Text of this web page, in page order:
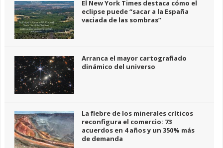
El New York Times destaca cómo el
eclipse puede “sacar a la España
vaciada de las sombras”
Arranca el mayor cartografiado
dinámico del universo
La fiebre de los minerales críticos
reconfigura el comercio: 73
acuerdos en 4 años y un 350% más
de demanda